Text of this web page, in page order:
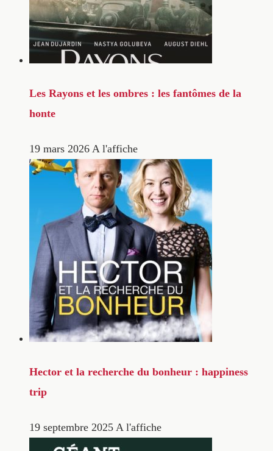
Les Rayons et les ombres : les fantômes de la
honte
19 mars 2026 A l'affiche
Hector et la recherche du bonheur : happiness
trip
19 septembre 2025 A l'affiche